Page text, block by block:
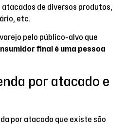
atacados de diversos produtos,
etc.
pelo público-alvo que
final é uma pessoa
por atacado e
por atacado que existe são